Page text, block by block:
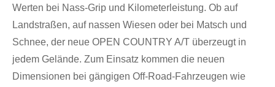
Werten bei Nass-Grip und Kilometerleistung. Ob auf
Landstraßen, auf nassen Wiesen oder bei Matsch und
Schnee, der neue OPEN COUNTRY A/T überzeugt in
jedem Gelände. Zum Einsatz kommen die neuen
Dimensionen bei gängigen Off-Road-Fahrzeugen wie